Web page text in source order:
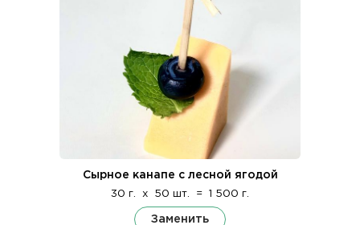
Сырное канапе с лесной ягодой
30 г. x 50 шт. = 1 500 г.
Заменить